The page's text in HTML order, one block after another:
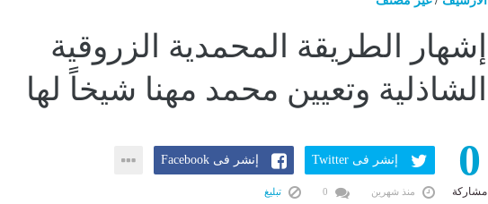
إشهار الطريقة المحمدية الزروقية
الشاذلية وتعيين محمد مهنا شيخاً لها
0
مشاركة
إنشر فى Twitter إنشر فى Facebook
منذ شهرين تبليغ